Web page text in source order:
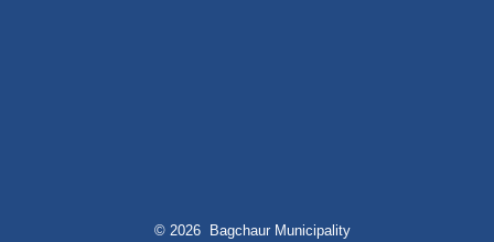
© 2026 Bagchaur Municipality